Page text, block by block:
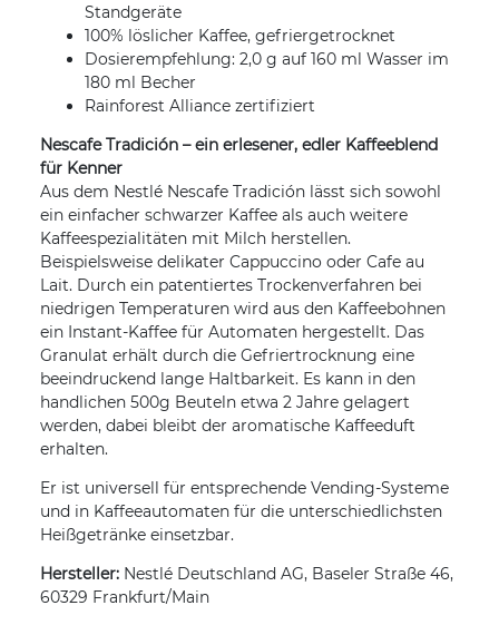
Standgeräte
100% löslicher Kaffee, gefriergetrocknet
Dosierempfehlung: 2,0 g auf 160 ml Wasser im
180 ml Becher
Rainforest Alliance zertifiziert
Nescafe Tradición – ein erlesener, edler Kaffeeblend
für Kenner
Aus dem Nestlé Nescafe Tradición lässt sich sowohl
ein einfacher schwarzer Kaffee als auch weitere
Kaffeespezialitäten mit Milch herstellen.
Beispielsweise delikater Cappuccino oder Cafe au
Lait. Durch ein patentiertes Trockenverfahren bei
niedrigen Temperaturen wird aus den Kaffeebohnen
ein Instant-Kaffee für Automaten hergestellt. Das
Granulat erhält durch die Gefriertrocknung eine
beeindruckend lange Haltbarkeit. Es kann in den
handlichen 500g Beuteln etwa 2 Jahre gelagert
werden, dabei bleibt der aromatische Kaffeeduft
erhalten.
Er ist universell für entsprechende Vending-Systeme
und in Kaffeeautomaten für die unterschiedlichsten
Heißgetränke einsetzbar.
Hersteller: Nestlé Deutschland AG, Baseler Straße 46,
60329 Frankfurt/Main